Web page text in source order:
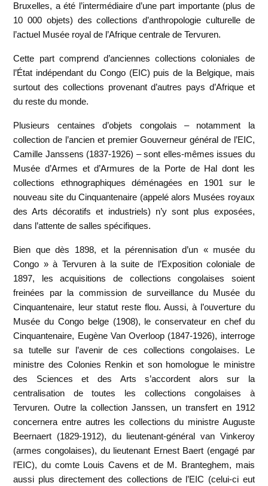
Bruxelles, a été l’intermédiaire d’une part importante (plus de
10 000 objets) des collections d’anthropologie culturelle de
l’actuel Musée royal de l’Afrique centrale de Tervuren.
Cette part comprend d’anciennes collections coloniales de
l’État indépendant du Congo (EIC) puis de la Belgique, mais
surtout des collections provenant d’autres pays d’Afrique et
du reste du monde.
Plusieurs centaines d’objets congolais – notamment la
collection de l’ancien et premier Gouverneur général de l’EIC,
Camille Janssens (1837-1926) – sont elles-mêmes issues du
Musée d’Armes et d’Armures de la Porte de Hal dont les
collections ethnographiques déménagées en 1901 sur le
nouveau site du Cinquantenaire (appelé alors Musées royaux
des Arts décoratifs et industriels) n’y sont plus exposées,
dans l’attente de salles spécifiques.
Bien que dès 1898, et la pérennisation d’un « musée du
Congo » à Tervuren à la suite de l’Exposition coloniale de
1897, les acquisitions de collections congolaises soient
freinées par la commission de surveillance du Musée du
Cinquantenaire, leur statut reste flou. Aussi, à l’ouverture du
Musée du Congo belge (1908), le conservateur en chef du
Cinquantenaire, Eugène Van Overloop (1847-1926), interroge
sa tutelle sur l’avenir de ces collections congolaises. Le
ministre des Colonies Renkin et son homologue le ministre
des Sciences et des Arts s’accordent alors sur la
centralisation de toutes les collections congolaises à
Tervuren. Outre la collection Janssen, un transfert en 1912
concernera entre autres les collections du ministre Auguste
Beernaert (1829-1912), du lieutenant-général van Vinkeroy
(armes congolaises), du lieutenant Ernest Baert (engagé par
l’EIC), du comte Louis Cavens et de M. Branteghem, mais
aussi plus directement des collections de l’EIC (celui-ci eut